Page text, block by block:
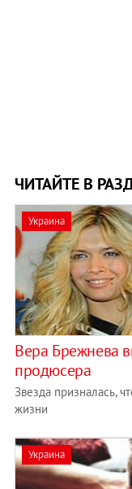
ЧИТАЙТЕ В
Украина
Вера Брежнева
продюсера
Звезда призналась,
жизни
Украина